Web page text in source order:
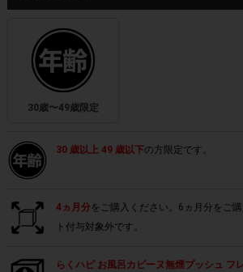
30歳〜49歳限定
30 歳以上 49 歳以下の方限定です。
4ヵ月分をご購入ください。6ヵ月分をご
ト付与対象外です。
らくハピ お風呂カビーヌ無煙プッシュ フ